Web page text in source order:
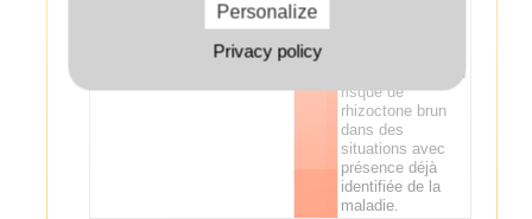
Betterave --
risque de
rhizoctone brun
dans des
situations avec
présence déjà
identifiée de la
maladie.
Personalize
Privacy policy